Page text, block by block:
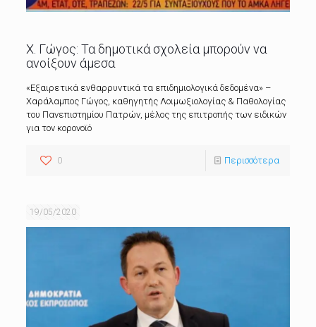
Χ. Γώγος: Τα δημοτικά σχολεία μπορούν να
ανοίξουν άμεσα
«Εξαιρετικά ενθαρρυντικά τα επιδημιολογικά δεδομένα» –
Χαράλαμπος Γώγος, καθηγητής Λοιμωξιολογίας & Παθολογίας
του Πανεπιστημίου Πατρών, μέλος της επιτροπής των ειδικών
για τον κορονοϊό
0 Περισσότερα
19/05/2020